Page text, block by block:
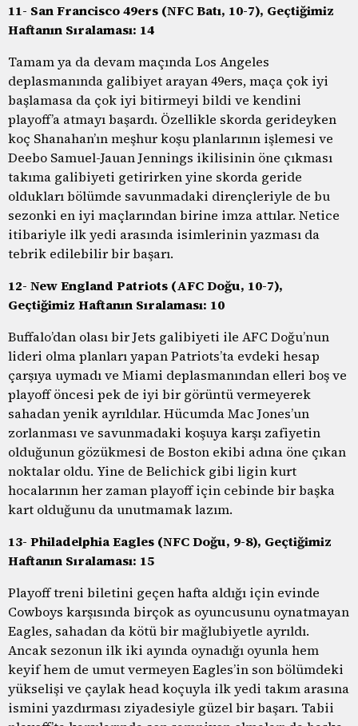
11- San Francisco 49ers (NFC Batı, 10-7), Geçtiğimiz
Haftanın Sıralaması: 14
Tamam ya da devam maçında Los Angeles
deplasmanında galibiyet arayan 49ers, maça çok iyi
başlamasa da çok iyi bitirmeyi bildi ve kendini
playoff’a atmayı başardı. Özellikle skorda gerideyken
koç Shanahan’ın meşhur koşu planlarının işlemesi ve
Deebo Samuel-Jauan Jennings ikilisinin öne çıkması
takıma galibiyeti getirirken yine skorda geride
oldukları bölümde savunmadaki dirençleriyle de bu
sezonki en iyi maçlarından birine imza attılar. Netice
itibariyle ilk yedi arasında isimlerinin yazması da
tebrik edilebilir bir başarı.
12- New England Patriots (AFC Doğu, 10-7),
Geçtiğimiz Haftanın Sıralaması: 10
Buffalo’dan olası bir Jets galibiyeti ile AFC Doğu’nun
lideri olma planları yapan Patriots’ta evdeki hesap
çarşıya uymadı ve Miami deplasmanından elleri boş ve
playoff öncesi pek de iyi bir görüntü vermeyerek
sahadan yenik ayrıldılar. Hücumda Mac Jones’un
zorlanması ve savunmadaki koşuya karşı zafiyetin
olduğunun gözükmesi de Boston ekibi adına öne çıkan
noktalar oldu. Yine de Belichick gibi ligin kurt
hocalarının her zaman playoff için cebinde bir başka
kart olduğunu da unutmamak lazım.
13- Philadelphia Eagles (NFC Doğu, 9-8), Geçtiğimiz
Haftanın Sıralaması: 15
Playoff treni biletini geçen hafta aldığı için evinde
Cowboys karşısında birçok as oyuncusunu oynatmayan
Eagles, sahadan da kötü bir mağlubiyetle ayrıldı.
Ancak sezonun ilk iki ayında oynadığı oyunla hem
keyif hem de umut vermeyen Eagles’in son bölümdeki
yükselişi ve çaylak head koçuyla ilk yedi takım arasına
ismini yazdırması ziyadesiyle güzel bir başarı. Tabii